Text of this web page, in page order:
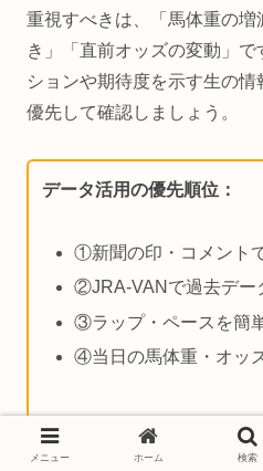
重視すべきは、「馬体重の
き」「直前オッズの変動」
ションや期待度を示す生の
優先して確認しましょう。
データ活用の優先順位：
①新聞の印・コメント
②JRA-VANで過去デー
③ラップ・ペースを簡
④当日の馬体重・オッ
具体例： 新聞で△評価の馬
メニュー ホーム 検索